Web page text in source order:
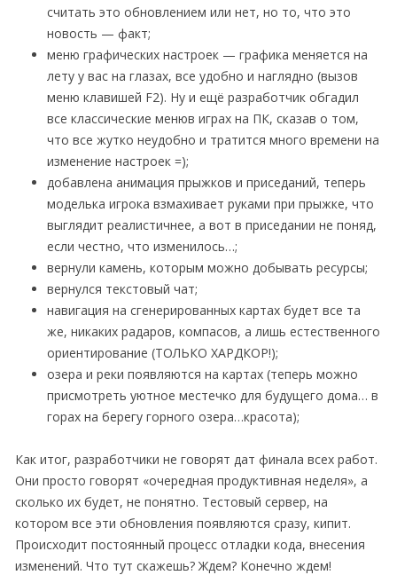
считать это обновлением или нет, но то, что это
новость — факт;
меню графических настроек — графика меняется на
лету у вас на глазах, все удобно и наглядно (вызов
меню клавишей F2). Ну и ещё разработчик обгадил
все классические менюв играх на ПК, сказав о том,
что все жутко неудобно и тратится много времени на
изменение настроек =);
добавлена анимация прыжков и приседаний, теперь
моделька игрока взмахивает руками при прыжке, что
выглядит реалистичнее, а вот в приседании не поняд,
если честно, что изменилось…;
вернули камень, которым можно добывать ресурсы;
вернулся текстовый чат;
навигация на сгенерированных картах будет все та
же, никаких радаров, компасов, а лишь естественного
ориентирование (ТОЛЬКО ХАРДКОР!);
озера и реки появляются на картах (теперь можно
присмотреть уютное местечко для будущего дома… в
горах на берегу горного озера…красота);
Как итог, разработчики не говорят дат финала всех работ.
Они просто говорят «очередная продуктивная неделя», а
сколько их будет, не понятно. Тестовый сервер, на
котором все эти обновления появляются сразу, кипит.
Происходит постоянный процесс отладки кода, внесения
изменений. Что тут скажешь? Ждем? Конечно ждем!